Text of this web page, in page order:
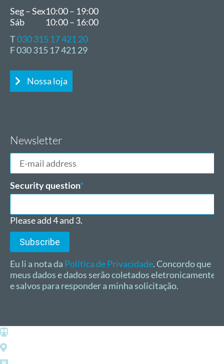
Seg – Sex10:00 – 19:00
Sáb
10:00 – 16:00
T030 315 17 421 20
F 030 315 17 421 29
Nossa loja
Newsletter
E-
mail
address
Mandatory
field
Security question*
Please add 4 and 3.
Subscribe
Eu li a nota da Política de Privacidade. Concordo que
meus dados e dados serão coletados eletronicamente
e salvos para responder a minha solicitação.